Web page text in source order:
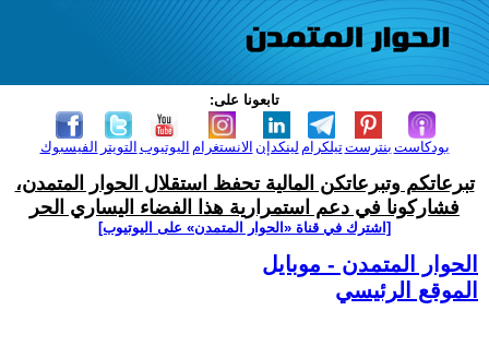
تابعونا على:
الفيسبوك التويتر اليوتيوب الانستغرام لينكدإن تيلكرامبنترست بودكاست
تبرعاتكم وتبرعاتكن المالية تحفظ استقلال الحوار المتمدن،
فشاركونا في دعم استمرارية هذا الفضاء اليساري الحر
[اشترك في قناة ‫«الحوار المتمدن» على اليوتيوب]
الحوار المتمدن - موبايل
الموقع الرئيسي